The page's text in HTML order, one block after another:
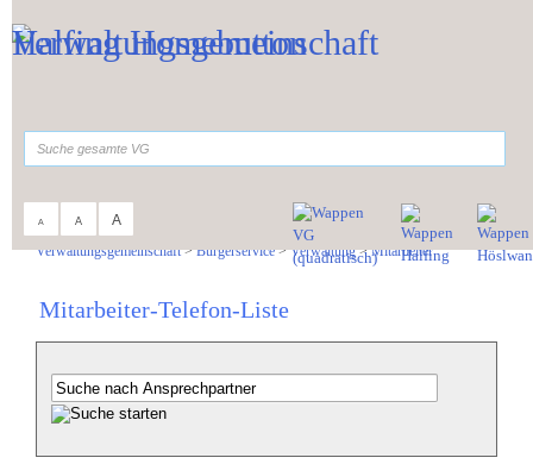
A A A
Verwaltungsgemeinschaft>Bürgerservice>Verwaltung>Mitarbeiter
Mitarbeiter-Telefon-Liste